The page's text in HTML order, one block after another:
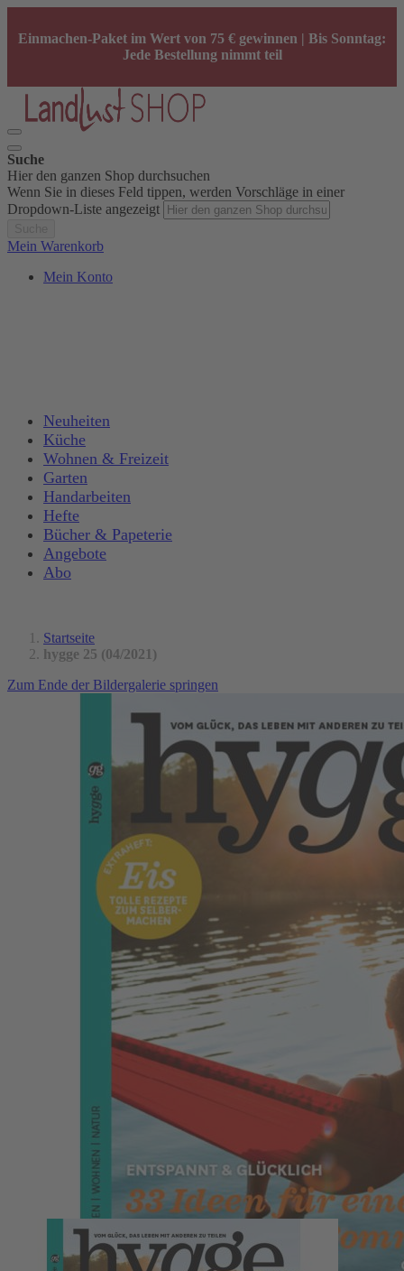
Einmachen-Paket im Wert von 75 € gewinnen | Bis Sonntag:
Jede Bestellung nimmt teil
Suche
Hier den ganzen Shop durchsuchen
Wenn Sie in dieses Feld tippen, werden Vorschläge in einer
Dropdown-Liste angezeigt
Mein Warenkorb
Mein Konto
Neuheiten
Küche
Wohnen & Freizeit
Garten
Handarbeiten
Hefte
Bücher & Papeterie
Angebote
Abo
Startseite
hygge 25 (04/2021)
Zum Ende der Bildergalerie springen
Zum Anfang der Bildergalerie springen
062024